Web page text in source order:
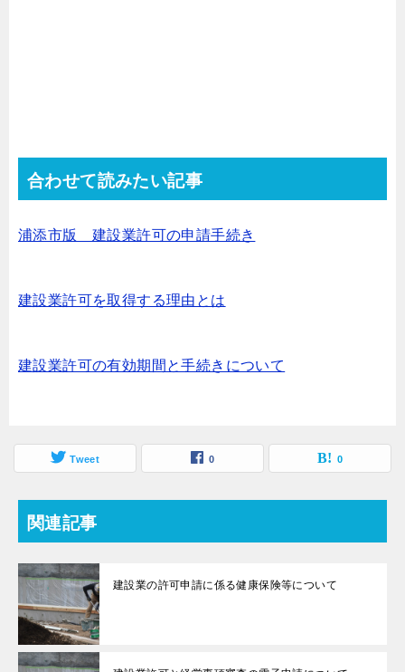
合わせて読みたい記事
浦添市版 建設業許可の申請手続き
建設業許可を取得する理由とは
建設業許可の有効期間と手続きについて
Tweet 0 0
関連記事
建設業の許可申請に係る健康保険等について